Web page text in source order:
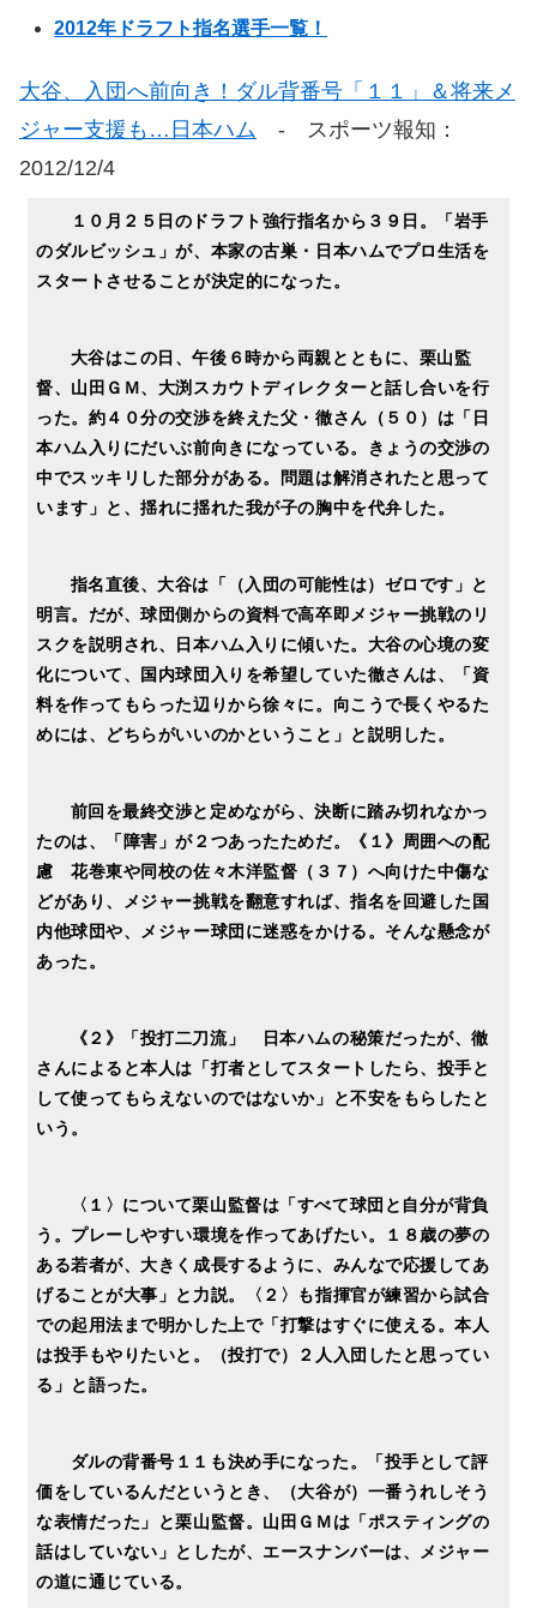
2012年ドラフト指名選手一覧！
大谷、入団へ前向き！ダル背番号「１１」＆将来メ
ジャー支援も…日本ハム - スポーツ報知：
2012/12/4
１０月２５日のドラフト強行指名から３９日。「岩手
のダルビッシュ」が、本家の古巣・日本ハムでプロ生活を
スタートさせることが決定的になった。
大谷はこの日、午後６時から両親とともに、栗山監
督、山田ＧＭ、大渕スカウトディレクターと話し合いを行
った。約４０分の交渉を終えた父・徹さん（５０）は「日
本ハム入りにだいぶ前向きになっている。きょうの交渉の
中でスッキリした部分がある。問題は解消されたと思って
います」と、揺れに揺れた我が子の胸中を代弁した。
指名直後、大谷は「（入団の可能性は）ゼロです」と
明言。だが、球団側からの資料で高卒即メジャー挑戦のリ
スクを説明され、日本ハム入りに傾いた。大谷の心境の変
化について、国内球団入りを希望していた徹さんは、「資
料を作ってもらった辺りから徐々に。向こうで長くやるた
めには、どちらがいいのかということ」と説明した。
前回を最終交渉と定めながら、決断に踏み切れなかっ
たのは、「障害」が２つあったためだ。《１》周囲への配
慮 花巻東や同校の佐々木洋監督（３７）へ向けた中傷な
どがあり、メジャー挑戦を翻意すれば、指名を回避した国
内他球団や、メジャー球団に迷惑をかける。そんな懸念が
あった。
《２》「投打二刀流」 日本ハムの秘策だったが、徹
さんによると本人は「打者としてスタートしたら、投手と
して使ってもらえないのではないか」と不安をもらしたと
いう。
〈１〉について栗山監督は「すべて球団と自分が背負
う。プレーしやすい環境を作ってあげたい。１８歳の夢の
ある若者が、大きく成長するように、みんなで応援してあ
げることが大事」と力説。〈２〉も指揮官が練習から試合
での起用法まで明かした上で「打撃はすぐに使える。本人
は投手もやりたいと。（投打で）２人入団したと思ってい
る」と語った。
ダルの背番号１１も決め手になった。「投手として評
価をしているんだというとき、（大谷が）一番うれしそう
な表情だった」と栗山監督。山田ＧＭは「ポスティングの
話はしていない」としたが、エースナンバーは、メジャー
の道に通じている。